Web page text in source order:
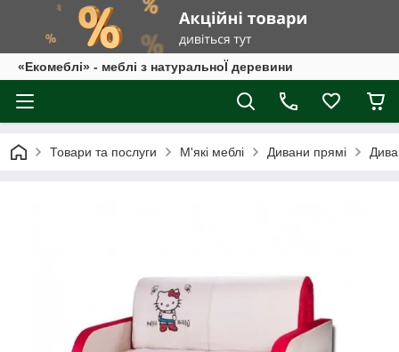
«Екомеблі» - меблі з натуральноЇ деревини
Товари та послуги М'які меблі Дивани прямі